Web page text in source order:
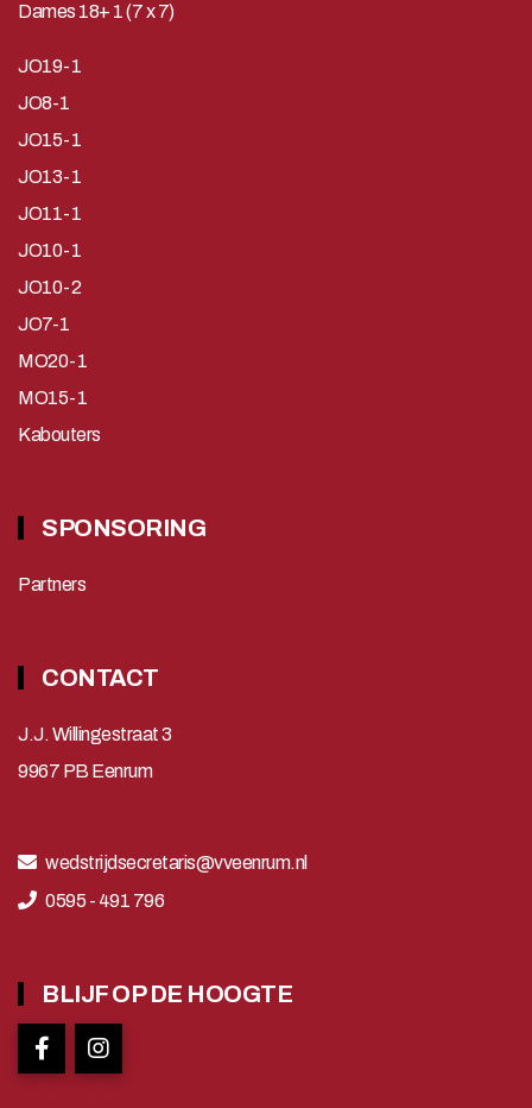
Dames 18+ 1 (7 x 7)
JO19-1
JO8-1
JO15-1
JO13-1
JO11-1
JO10-1
JO10-2
JO7-1
MO20-1
MO15-1
Kabouters
SPONSORING
Partners
CONTACT
J.J. Willingestraat 3
9967 PB Eenrum
wedstrijdsecretaris@vveenrum.nl
0595 - 491 796
BLIJF OP DE HOOGTE